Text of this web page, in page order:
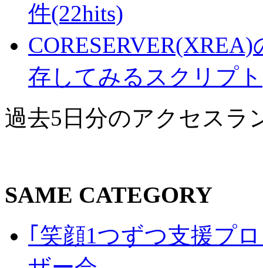
件(22hits)
存してみるスクリプ
過去5日分のアクセスラ
SAME CATEGORY
｢笑顔1つずつ支援プ